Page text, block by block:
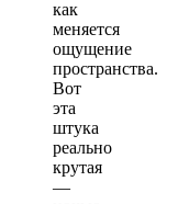
как
меняется
ощущение
пространства.
Вот
эта
штука
реально
крутая
—